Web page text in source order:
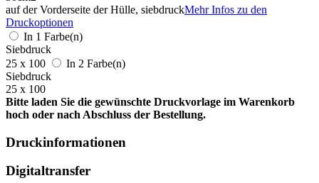
auf der Vorderseite der Hülle, siebdruckMehr Infos zu den
Druckoptionen
In 1 Farbe(n)
Siebdruck
25 x 100
In 2 Farbe(n)
Siebdruck
25 x 100
Bitte laden Sie die gewünschte Druckvorlage im Warenkorb
hoch oder nach Abschluss der Bestellung.
Druckinformationen
Digitaltransfer